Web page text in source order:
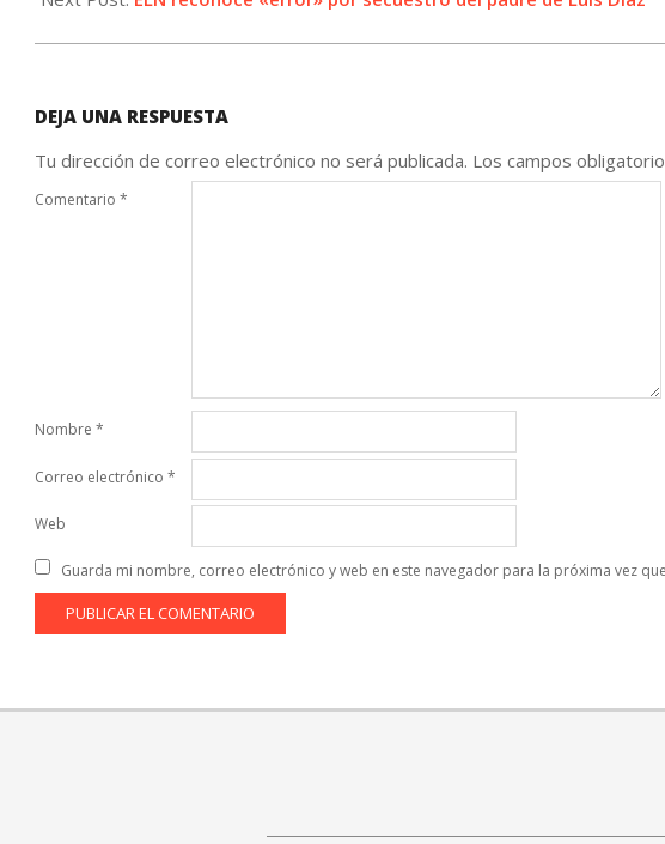
DEJA UNA RESPUESTA
Tu dirección de correo electrónico no será publicada. Los campos
Comentario *
Nombre *
Correo electrónico *
Web
Guarda mi nombre, correo electrónico y web en este navegador para la próxima vez